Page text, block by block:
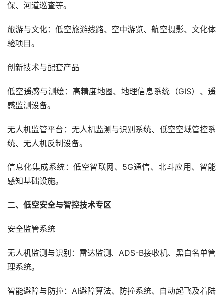
保、河道巡查等。
旅游与文化：低空旅游线路、空中游览、航空摄影、文化体
验项目。
创新技术与配套产品
低空遥感与测绘：高精度地图、地理信息系统（GIS）、遥
感监测设备。
无人机监管平台：无人机监测与识别系统、低空空域管控系
统、无人机反制设备。
信息化集成系统：低空智联网、5G通信、北斗应用、智能
感知基础设施。
二、低空安全与智控技术专区
安全监管系统
无人机监测与识别：雷达监测、ADS-B接收机、黑白名单管
理系统。
智能避障与防撞：AI避障算法、防撞系统、自动起飞及着陆